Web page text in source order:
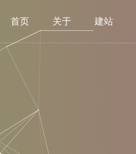
首页 关于 建站